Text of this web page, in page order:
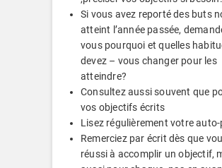
Si vous avez reporté des buts
atteint l’année passée,
vous pourquoi et quelles
devez – vous changer pour les
atteindre?
Consultez aussi souvent que
vos objectifs écrits
Lisez régulièrement votre
Remerciez par écrit dès que
réussi à accomplir un objectif,